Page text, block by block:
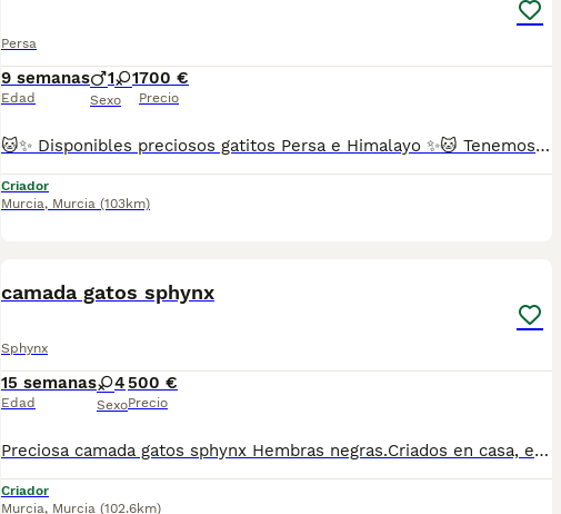
Persa
9 semanas
Edad
1 1
Sexo
700 €
Precio
🐱✨ Disponibles preciosos gatitos Persa e Himalayo ✨🐱 Tenemos disponibles encantadores gatitos de las variedades Persa tradicional e Himalayo, criados con dedicación, cuidados diarios y mucho cariño en un ambiente familiar. Estas razas destacan por su belleza, su abundante pelaje y su carácter tranquilo y afectuoso, convirtiéndose en compañeros ideales para cualquier hogar. ❤️ ✅ Los gatitos se entregan con: 💉 Dos vacunas administradas según su edad. 💊 Dos desparasitaciones. 📖 Cartilla sanitaria al día. 🩺 Revisión veterinaria realizada antes de la entrega. 📸 Todas las fotografías son auténticas y corresponden a nuestros propios gatitos. No utilizamos imágenes de internet ni trabajamos con multicriaderos. 📹 Si lo deseas, podemos enviar vídeos por WhatsApp para que conozcas mejor a los pequeños y veas su estado y personalidad. 🚚 Posibilidad de transporte a cualquier punto de España. Para realizar una reserva se solicita una señal mínima de 200 €. Si buscas un gatito Persa o Himalayo de calidad, bien cuidado y criado con responsabilidad, estaremos encantados de ofrecerte más información y ayudarte a encontrar el compañero perfecto para tu familia. 🐾💕
Criador
Murcia, Murcia (103km)
camada gatos sphynx
Sphynx
15 semanas
Edad
4
Sexo
500 €
Precio
Preciosa camada gatos sphynx Hembras negras.Criados en casa, en ambiente familiar. Son tacto goma. Listos para entregar. Se entregan desparasitados,cartilla,chip,vacunas al dia,contrato compraventa,garantias...todo revisado por un veterinario desde su nacimiento. Preferible entrega en mano
Criador
Murcia, Murcia (102.6km)